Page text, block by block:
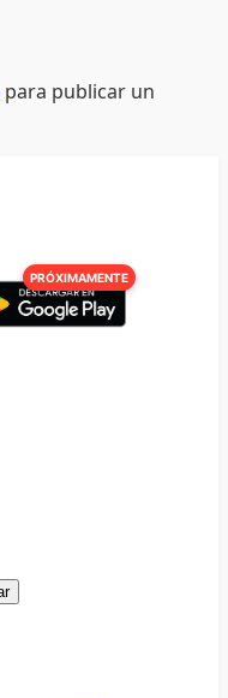
para publicar un
PRÓXIMAMENTE